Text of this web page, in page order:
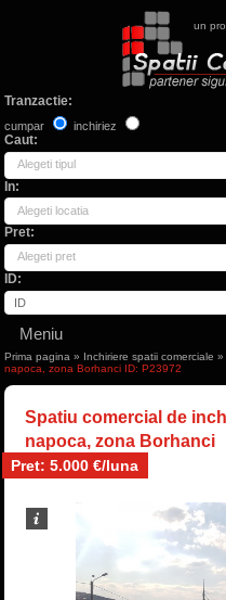
un
Tranzactie:
cumpar inchiriez
Caut:
Alegeti tipul
In:
Alegeti locatia
Pret:
Alegeti pret
ID:
Meniu
Prima pagina » Inchiriere spatii comerciale
napoca, zona Borhanci ID: P23972
Spatiu comercial de
napoca, zona Borhanci
Pret: 5.000 €/luna